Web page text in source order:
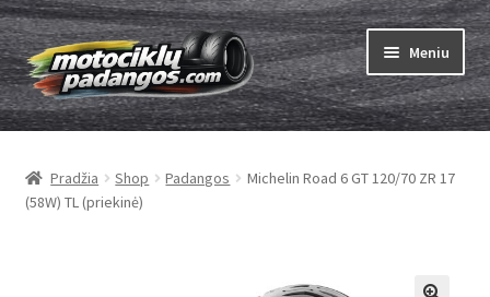
Pereiti
prie
meniu
Pereiti
prie
turinio
Meniu
Padangos
menu
Kameros
Pradžia Shop Padangos
Michelin Road 6 GT 120/70 ZR 17
(58W) TL (priekinė)